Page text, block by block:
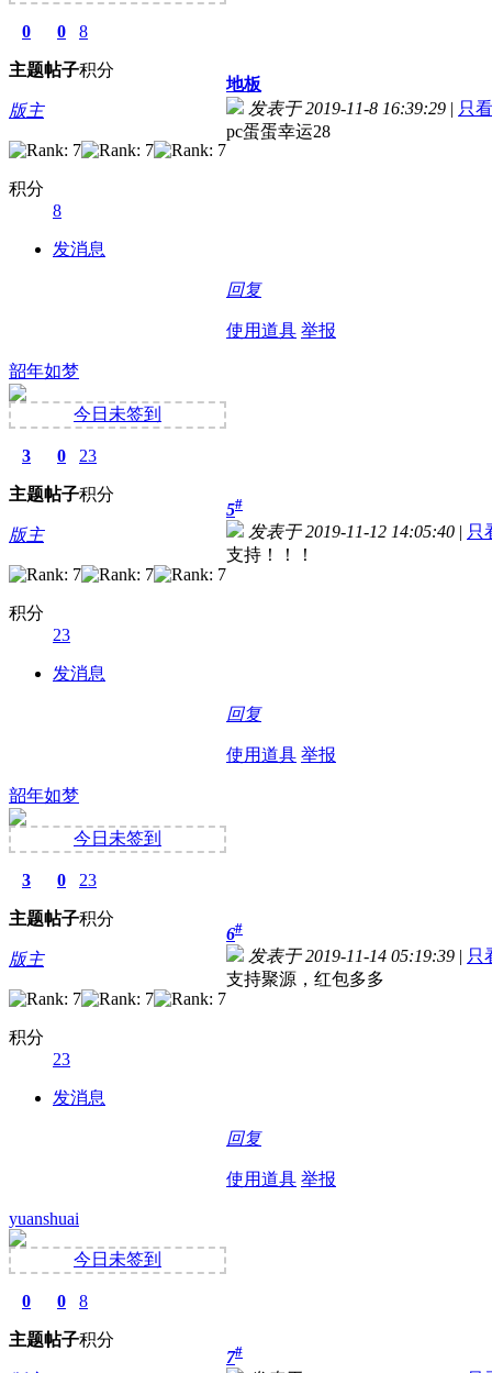
0
主题
0
帖子
8
积分
版主
积分
8
发消息
地板
发表于 2019-11-8 16:39:29 | 只
pc蛋蛋幸运28
回复
使用道具 举报
韶年如梦
今日未签到
3
主题
0
帖子
23
积分
版主
积分
23
发消息
5#
发表于 2019-11-12 14:05:40 | 只
支持！！！
回复
使用道具 举报
韶年如梦
今日未签到
3
主题
0
帖子
23
积分
版主
积分
23
发消息
6#
发表于 2019-11-14 05:19:39 | 只
支持聚源，红包多多
回复
使用道具 举报
yuanshuai
今日未签到
0
主题
0
帖子
8
积分
7#